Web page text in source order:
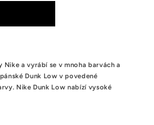
a vyrábí se v mnoha barvách a
Dunk Low v povedené
Nike Dunk Low nabízí vysoké